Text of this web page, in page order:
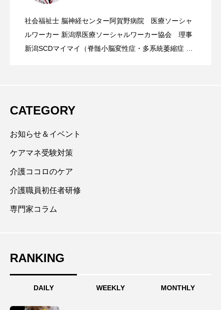
社会福祉士 脳神経センター阿賀野病院 医療ソーシャ
ルワーカー 新潟県医療ソーシャルワーカー協会 理事
新潟SCDマイマイ（脊髄小脳変性症・多系統萎縮症 患
～
CATEGORY
お知らせ＆イベント
ケアマネ受験対策
介護ココロのケア
介護職員初任者研修
専門家コラム
RANKING
DAILY WEEKLY MONTHLY